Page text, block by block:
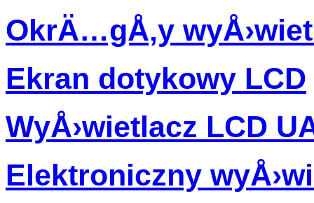
OkrÄ…gÅ‚y
Ekran dotykowy LCD
WyÅ›wietlacz LCD
Elektroniczny